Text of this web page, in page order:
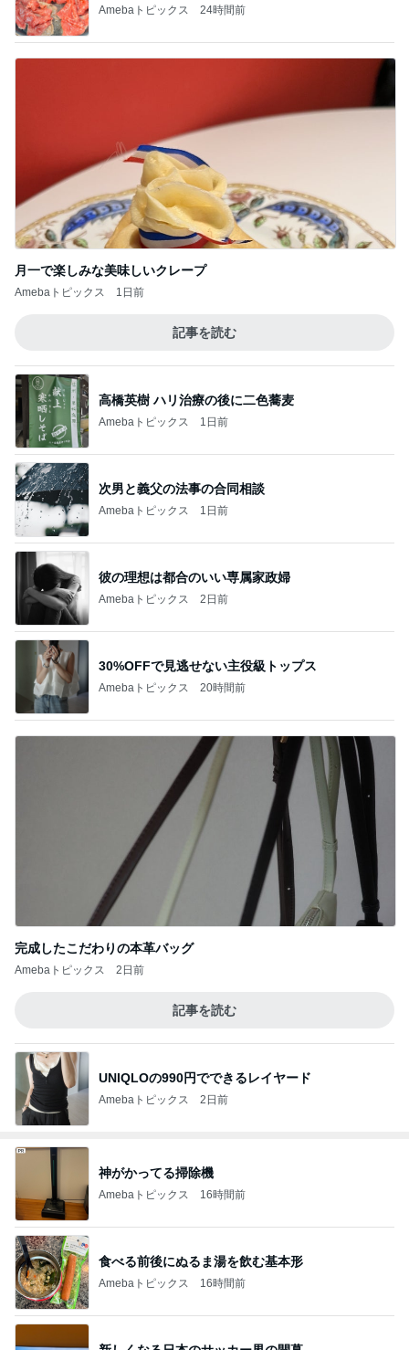
Amebaトピックス 24時間前
月一で楽しみな美味しいクレープ
Amebaトピックス 1日前
記事を読む
高橋英樹 ハリ治療の後に二色蕎麦
Amebaトピックス 1日前
次男と義父の法事の合同相談
Amebaトピックス 1日前
彼の理想は都合のいい専属家政婦
Amebaトピックス 2日前
30%OFFで見逃せない主役級トップス
Amebaトピックス 20時間前
完成したこだわりの本革バッグ
Amebaトピックス 2日前
記事を読む
UNIQLOの990円でできるレイヤード
Amebaトピックス 2日前
神がかってる掃除機
Amebaトピックス 16時間前
食べる前後にぬるま湯を飲む基本形
Amebaトピックス 16時間前